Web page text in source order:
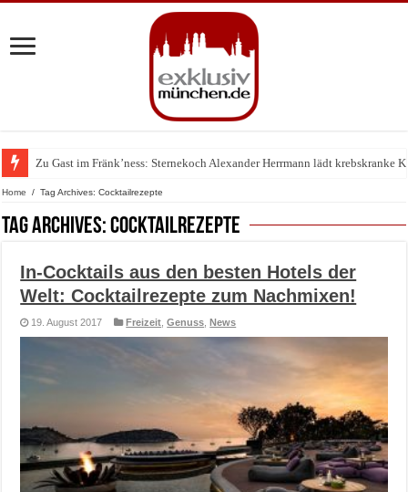
Zu Gast im Fränk’ness: Sternekoch Alexander Herrmann lädt krebskranke
Home / Tag Archives: Cocktailrezepte
Tag Archives:Cocktailrezepte
In-Cocktails aus den besten Hotels der
Welt: Cocktailrezepte zum Nachmixen!
19. August 2017 Freizeit ,Genuss ,News